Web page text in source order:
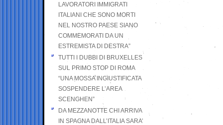
LAVORATORI IMMIGRATI
ITALIANI CHE SONO MORTI
NEL NOSTRO PAESE SIANO
COMMEMORATI DA UN
ESTREMISTA DI DESTRA”
TUTTI I DUBBI DI BRUXELLES
SUL PRIMO STOP DI ROMA
“UNA MOSSA INGIUSTIFICATA
SOSPENDERE L’AREA
SCENGHEN”
DA MEZZANOTTE CHI ARRIVA
IN SPAGNA DALL’ITALIA SARA’